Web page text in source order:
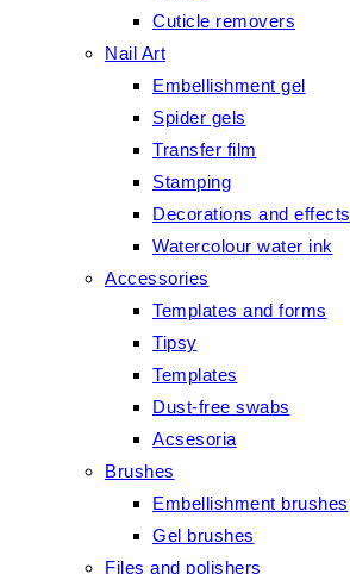
Cuticle removers
Nail Art
Embellishment gel
Spider gels
Transfer film
Stamping
Decorations and effects
Watercolour water ink
Accessories
Templates and forms
Tipsy
Templates
Dust-free swabs
Acsesoria
Brushes
Embellishment brushes
Gel brushes
Files and polishers